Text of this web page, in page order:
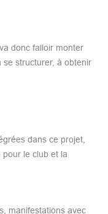
donc falloir monter
structurer, à obtenir
dans ce projet,
pour le club et la
manifestations avec